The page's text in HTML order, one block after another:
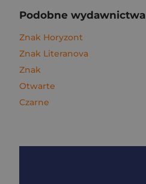
Podobne wydawnictwa
Znak Horyzont
Znak Literanova
Znak
Otwarte
Czarne